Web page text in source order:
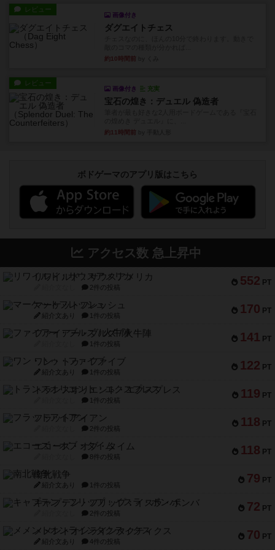
レビュー
画像付き
ダグエイトチェス
約10時間前
レビュー
画像付き 充実
宝石の煌き：デュエル 偽造者
約11時間前
ボドゲーマのアプリ版はこちら
アクセス数 急上昇中
552 PT
リワイルド：サウスアメリカ
2件の投稿
170 PT
マーケットフレッシュ
紹介文あり 1件の投稿
141 PT
ファイアー・ブルズ / 火牛陣
1件の投稿
122 PT
ワン・トゥ・ファイブ
紹介文あり 1件の投稿
119 PT
トランスオリエント・エクスプレス
1件の投稿
118 PT
フラットアイアン
2件の投稿
118 PT
エコーズ・オブ・タイム
8件の投稿
79 PT
南北戦争
紹介文あり 1件の投稿
72 PT
キャプテン・フリップ：イスラ・ボンバ
2件の投稿
70 PT
メメントオンラインタクティクス
紹介文あり 4件の投稿